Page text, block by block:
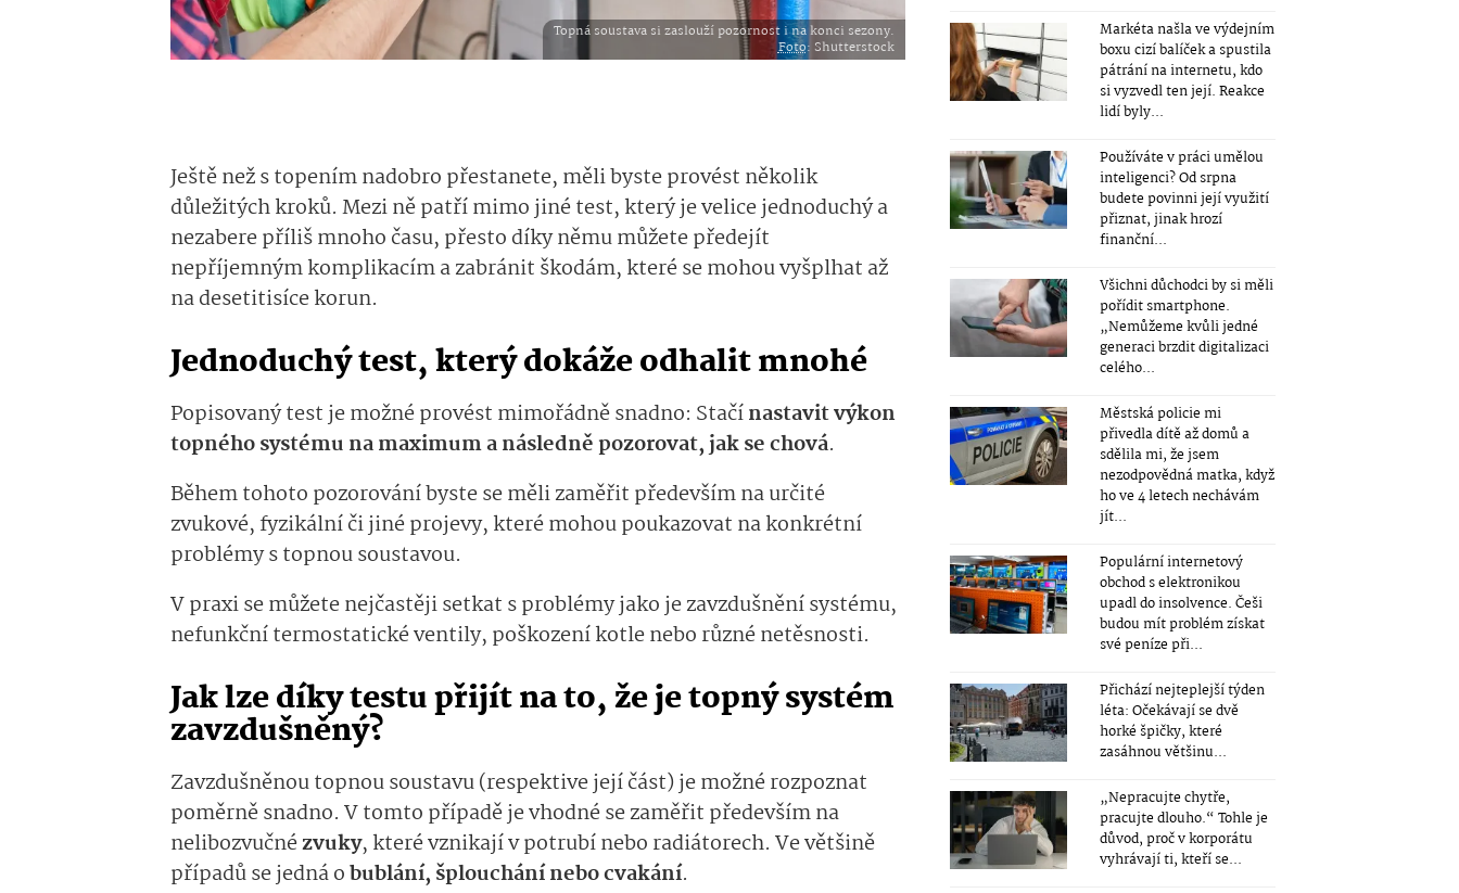
Topná soustava si zaslouží pozornost i na konci sezony.
Foto: Shutterstock
Ještě než s topením nadobro přestanete, měli byste provést několik
důležitých kroků. Mezi ně patří mimo jiné test, který je velice jednoduchý a
nezabere příliš mnoho času, přesto díky němu můžete předejít
nepříjemným komplikacím a zabránit škodám, které se mohou vyšplhat až
na desetitisíce korun.
Jednoduchý test, který dokáže odhalit mnohé
Popisovaný test je možné provést mimořádně snadno: Stačínastavit výkon
topného systému na maximum a následně pozorovat, jak se chová.
Během tohoto pozorování byste se měli zaměřit především na určité
zvukové, fyzikální či jiné projevy, které mohou poukazovat na konkrétní
problémy s topnou soustavou.
V praxi se můžete nejčastěji setkat s problémy jako je zavzdušnění systému,
nefunkční termostatické ventily, poškození kotle nebo různé netěsnosti.
Jak lze díky testu přijít na to, že je topný systém
zavzdušněný?
Zavzdušněnou topnou soustavu (respektive její část) je možné rozpoznat
poměrně snadno. V tomto případě je vhodné se zaměřit především na
nelibozvučnézvuky, které vznikají v potrubí nebo radiátorech. Ve většině
případů se jedná obublání, šplouchání nebo cvakání.
Markéta našla ve výdejním
boxu cizí balíček a spustila
pátrání na internetu, kdo
si vyzvedl ten její. Reakce
lidí byly...
Používáte v práci umělou
inteligenci? Od srpna
budete povinni její využití
přiznat, jinak hrozí
finanční...
Všichni důchodci by si měli
pořídit smartphone.
„Nemůžeme kvůli jedné
generaci brzdit digitalizaci
celého...
Městská policie mi
přivedla dítě až domů a
sdělila mi, že jsem
nezodpovědná matka, když
ho ve 4 letech nechávám
jít...
Populární internetový
obchod s elektronikou
upadl do insolvence. Češi
budou mít problém získat
své peníze při...
Přichází nejteplejší týden
léta: Očekávají se dvě
horké špičky, které
zasáhnou většinu...
„Nepracujte chytře,
pracujte dlouho.“ Tohle je
důvod, proč v korporátu
vyhrávají ti, kteří se...